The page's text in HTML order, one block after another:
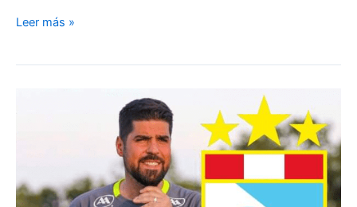
¿Reemplazará
posible
Leer más »